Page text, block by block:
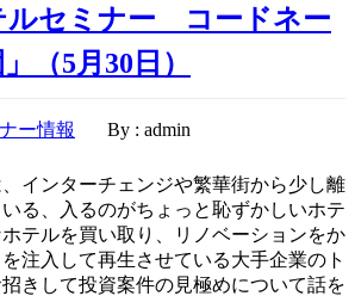
ルセミナー コードネー
（5月30日）
ー情報 By : admin
インターチェンジや繁華街から少し離
る、入るのがちょっと恥ずかしいホテ
テルを買い取り、リノベーションをか
注入して再生させている大手企業のト
きして投資案件の見極めについて話を